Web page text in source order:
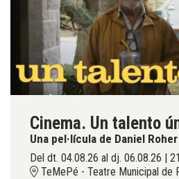
Cinema. Un talento
Una pel·lícula de Daniel Roher
Del dt. 04.08.26 al dj. 06.08.26 |
TeMePé - Teatre Municipal de